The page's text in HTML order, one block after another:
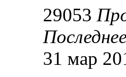
29053
31 мар